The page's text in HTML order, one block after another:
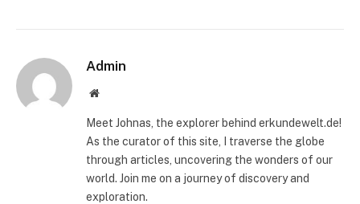
Admin
Website
Meet Johnas, the explorer behind erkundewelt.de!
As the curator of this site, I traverse the globe
through articles, uncovering the wonders of our
world. Join me on a journey of discovery and
exploration.